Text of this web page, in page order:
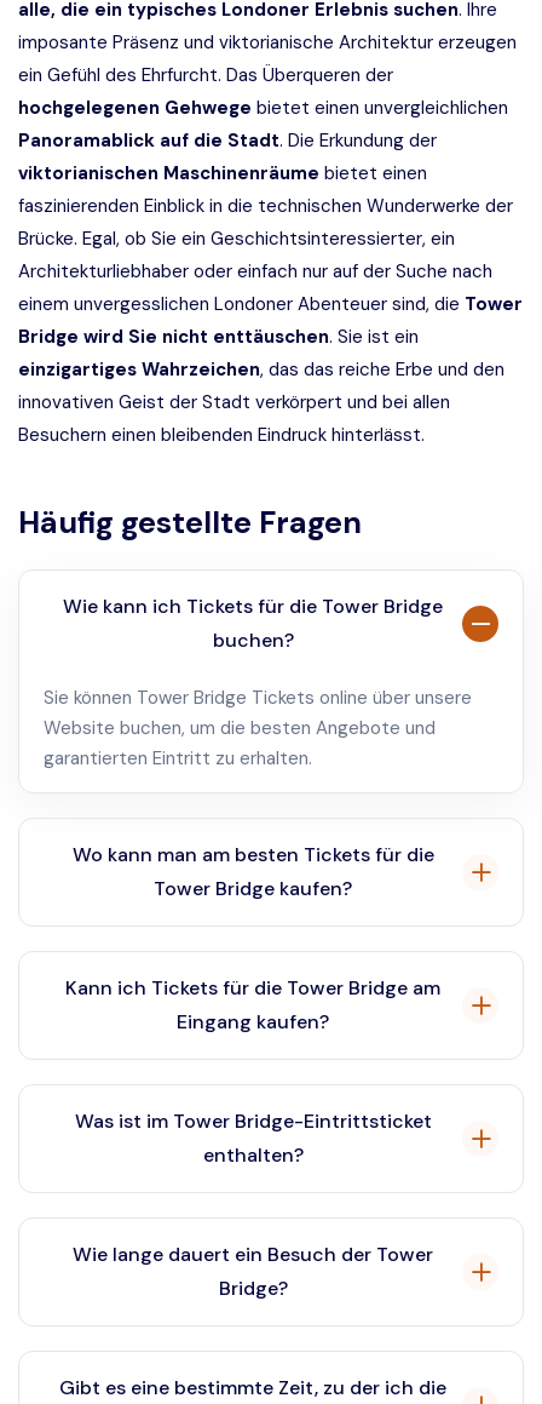
alle, die ein typisches Londoner Erlebnis suchen. Ihre
imposante Präsenz und viktorianische Architektur erzeugen
ein Gefühl des Ehrfurcht. Das Überqueren der
hochgelegenen Gehwege bietet einen unvergleichlichen
Panoramablick auf die Stadt. Die Erkundung der
viktorianischen Maschinenräume bietet einen
faszinierenden Einblick in die technischen Wunderwerke der
Brücke. Egal, ob Sie ein Geschichtsinteressierter, ein
Architekturliebhaber oder einfach nur auf der Suche nach
einem unvergesslichen Londoner Abenteuer sind, die Tower
Bridge wird Sie nicht enttäuschen. Sie ist ein
einzigartiges Wahrzeichen, das das reiche Erbe und den
innovativen Geist der Stadt verkörpert und bei allen
Besuchern einen bleibenden Eindruck hinterlässt.
Häufig gestellte Fragen
Wie kann ich Tickets für die Tower Bridge
buchen?
Sie können Tower Bridge Tickets online über unsere
Website buchen, um die besten Angebote und
garantierten Eintritt zu erhalten.
Wo kann man am besten Tickets für die
Tower Bridge kaufen?
Der beste Ort, um Tickets zu kaufen, ist online über
unsere Website, wo Sie verifizierte Tickets und
Kann ich Tickets für die Tower Bridge am
Eingang kaufen?
Sie können zwar Tickets am Eingang kaufen, es wird
jedoch empfohlen, diese im Voraus online zu buchen,
um Warteschlangen zu vermeiden und den Eintritt zu
Was ist im Tower Bridge-Eintrittsticket
enthalten?
Das Tower Bridge-Eintrittsticket beinhaltet in der
Regel den Zugang zur Tower Bridge Exhibition, den
Wie lange dauert ein Besuch der Tower
Bridge?
Die durchschnittliche Besuchszeit beträgt zwischen
1,5 und 3 Stunden, so dass Sie ausreichend Zeit haben,
Gibt es eine bestimmte Zeit, zu der ich die